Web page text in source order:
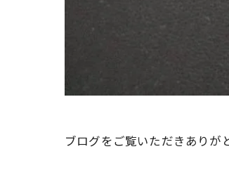
ブログをご覧いただきありが